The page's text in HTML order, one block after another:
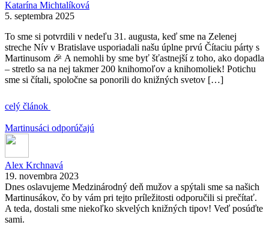
Katarína Michtalíková
5. septembra 2025
To sme si potvrdili v nedeľu 31. augusta, keď sme na Zelenej
streche Nív v Bratislave usporiadali našu úplne prvú Čítaciu párty s
Martinusom 🎉 A nemohli by sme byť šťastnejší z toho, ako dopadla
– stretlo sa na nej takmer 200 knihomoľov a knihomoliek! Potichu
sme si čítali, spoločne sa ponorili do knižných svetov […]
celý článok
Martinusáci odporúčajú
Alex Krchnavá
19. novembra 2023
Dnes oslavujeme Medzinárodný deň mužov a spýtali sme sa našich
Martinusákov, čo by vám pri tejto príležitosti odporučili si prečítať.
A teda, dostali sme niekoľko skvelých knižných tipov! Veď posúďte
sami.